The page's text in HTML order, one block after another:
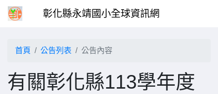
彰化縣永靖國小全球資訊網
首頁 公告列表 公告內容
有關彰化縣113學年度